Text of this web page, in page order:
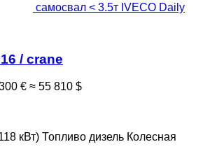
самосвал < 3.5т IVECO Daily
/ crane
€ ≈ 55 810 $
кВт) Топливо дизель Колесная